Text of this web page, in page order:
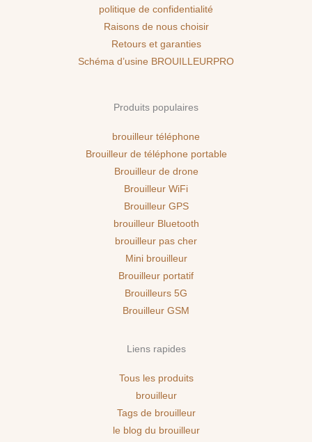
politique de confidentialité
Raisons de nous choisir
Retours et garanties
Schéma d’usine BROUILLEURPRO
Produits populaires
brouilleur téléphone
Brouilleur de téléphone portable
Brouilleur de drone
Brouilleur WiFi
Brouilleur GPS
brouilleur Bluetooth
brouilleur pas cher
Mini brouilleur
Brouilleur portatif
Brouilleurs 5G
Brouilleur GSM
Liens rapides
Tous les produits
brouilleur
Tags de brouilleur
le blog du brouilleur